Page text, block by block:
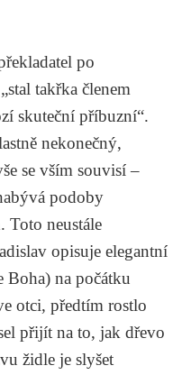
po
takřka členem
skuteční příbuzní“.
nekonečný,
se vším souvisí –
podoby
Toto neustále
opisuje elegantní
Boha) na počátku
otci, předtím rostlo
přijít na to, jak dřevo
židle je slyšet